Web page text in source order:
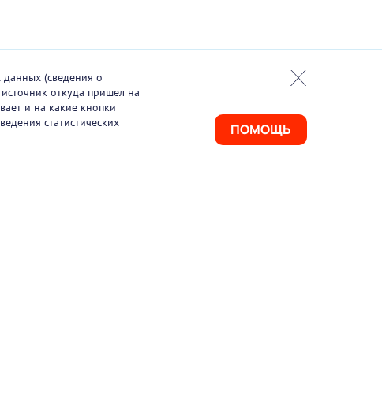
ПОМОЩЬ
данных (сведения о
откуда пришел на
и на какие кнопки
статистических